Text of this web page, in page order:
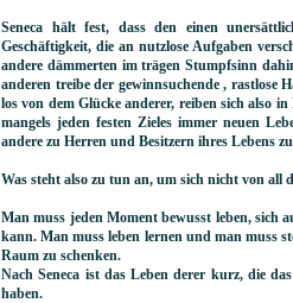
Seneca hält fest, dass den einen
Geschäftigkeit, die an nutzlose Aufgaben
andere dämmerten im trägen Stumpfsinn
anderen treibe der gewinnsuchende , rastlose
los von dem Glücke anderer, reiben sich also
mangels jeden festen Zieles immer neuen
andere zu Herren und Besitzern ihres Lebens
Was steht also zu tun an, um sich nicht von all
Man muss jeden Moment bewusst leben, sich
kann. Man muss leben lernen und man muss
Raum zu schenken.
Nach Seneca ist das Leben derer kurz, die
haben.